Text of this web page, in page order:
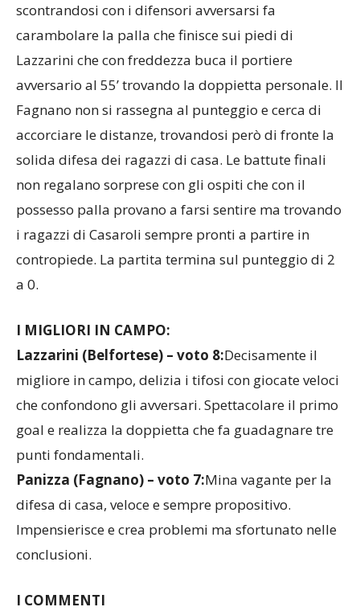
scontrandosi con i difensori avversarsi fa
carambolare la palla che finisce sui piedi di
Lazzarini che con freddezza buca il portiere
avversario al 55’ trovando la doppietta personale. Il
Fagnano non si rassegna al punteggio e cerca di
accorciare le distanze, trovandosi però di fronte la
solida difesa dei ragazzi di casa. Le battute finali
non regalano sorprese con gli ospiti che con il
possesso palla provano a farsi sentire ma trovando
i ragazzi di Casaroli sempre pronti a partire in
contropiede. La partita termina sul punteggio di 2
a 0.
I MIGLIORI IN CAMPO:
Lazzarini (Belfortese) – voto 8:Decisamente il
migliore in campo, delizia i tifosi con giocate veloci
che confondono gli avversari. Spettacolare il primo
goal e realizza la doppietta che fa guadagnare tre
punti fondamentali.
Panizza (Fagnano) – voto 7:Mina vagante per la
difesa di casa, veloce e sempre propositivo.
Impensierisce e crea problemi ma sfortunato nelle
conclusioni.
I COMMENTI